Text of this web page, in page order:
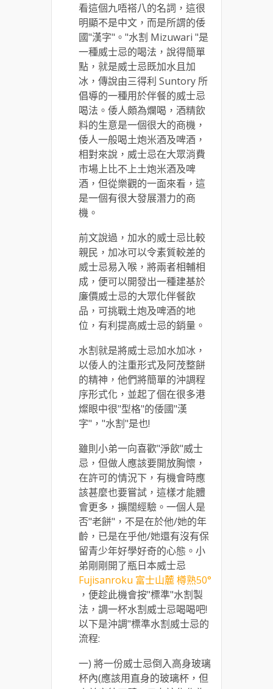
看這個九唔褡八的名詞，這很
明顯不是中文，而是所謂的倭
國"漢字"。"水割 Mizuwari "是
一種威士忌的喝法，說得簡單
點，就是威士忌既加水且加
冰，傳說由三得利 Suntory 所
倡導的一種用於伴餐的威士忌
喝法。倭人頗為爛喝，酒精飲
料的生意是一個很大的商機，
倭人一般喝土炮米酒及啤酒，
相對來說，威士忌在大眾消費
市場上比不上土炮米酒及啤
酒，但從樂觀的一面來看，這
是一個有很大發展潛力的商
機。
前文說過，加水的威士忌比較
親民，加冰可以令素質較差的
威士忌易入喉，將兩者相輔相
成，便可以開發出一種建基於
廉價威士忌的大眾化伴餐飲
品，可挑戰土炮及啤酒的地
位，有利提高威士忌的銷量。
水割就是將威士忌加水加冰，
以倭人的注重形式及阿茂整餅
的精神，他們將簡單的沖調程
序形式化，並起了個在很多港
燦眼中很"型格"的倭國"漢
字"，"水割"是也!
雖則小弟一向喜歡"淨飲"威士
忌，但做人應該要開放胸懷，
在許可的情況下，有機會時應
該甚麼也要嘗試，這樣才能體
會更多，擴闊經驗。一個人是
否"老餅"，不是在於他/她的年
齡，已是在乎他/她還有沒有保
留青少年好學好奇的心態。小
弟剛剛開了瓶日本威士忌
Fujisanroku 富士山麓 樽熟50°
，便趁此機會按"標準"水割製
法，調一杯水割威士忌喝喝吧!
以下是沖調"標準水割威士忌的
流程:
一) 將一份威士忌倒入高身玻璃
杯內(應該用直身的玻璃杯，但